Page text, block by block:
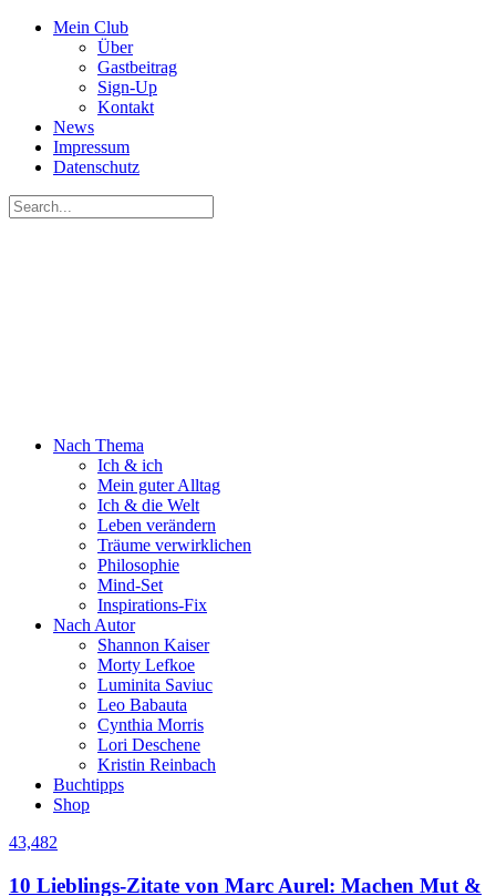
Mein Club
Über
Gastbeitrag
Sign-Up
Kontakt
News
Impressum
Datenschutz
Nach Thema
Ich & ich
Mein guter Alltag
Ich & die Welt
Leben verändern
Träume verwirklichen
Philosophie
Mind-Set
Inspirations-Fix
Nach Autor
Shannon Kaiser
Morty Lefkoe
Luminita Saviuc
Leo Babauta
Cynthia Morris
Lori Deschene
Kristin Reinbach
Buchtipps
Shop
43,482
10 Lieblings-Zitate von Marc Aurel: Machen Mut &